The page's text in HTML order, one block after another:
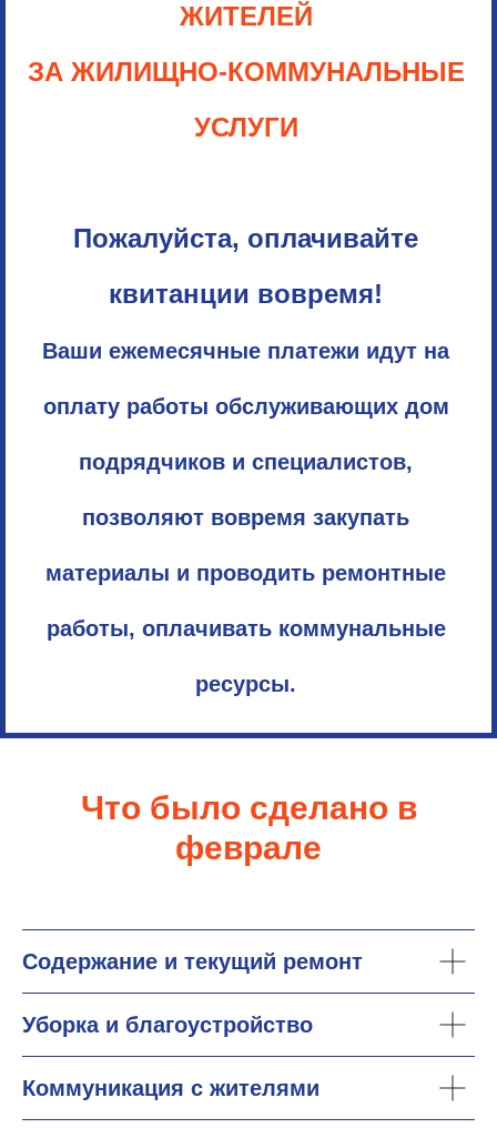
ЖИТЕЛЕЙ
ЗА ЖИЛИЩНО-КОММУНАЛЬНЫЕ
УСЛУГИ
Пожалуйста, оплачивайте
квитанции вовремя!
Ваши ежемесячные платежи идут на
оплату работы обслуживающих дом
подрядчиков и специалистов,
позволяют вовремя закупать
материалы и проводить ремонтные
работы, оплачивать коммунальные
ресурсы.
Что было сделано в
феврале
Содержание и текущий ремонт
Уборка и благоустройство
Коммуникация с жителями